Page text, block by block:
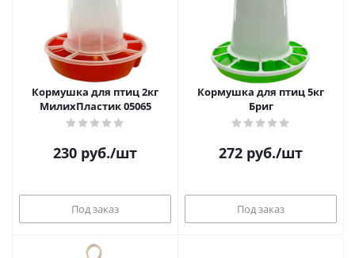
Кормушка для птиц 2кг
МилихПластик 05065
230 руб./шт
Под заказ
Кормушка для птиц 5кг
Бриг
272 руб./шт
Под заказ